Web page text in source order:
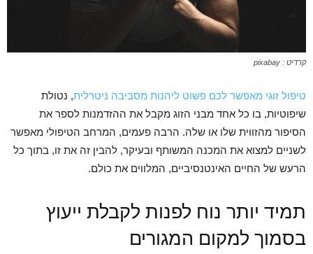
קרדיט : pixabay
טיפול זוגי מאפשר לכם פשוט ליהנות מסביבה ניטרלית, נטולת
שיפוטיות, בו כל אחד מבני הזוג מקבל את ההזדמנות לספר את
הסיפור מהזווית שלו או שלה. הרבה פעמים, המרחב הטיפולי מאפשר
לשניים למצוא את המכנה המשותף ובעיקר, להבין זה את זו, בתוך כל
הרעש של החיים האינטנסיביים, המלווים את כולם.
תמיד יותר נוח לפנות לקבלת ייעוץ
בסמוך למקום המגורים